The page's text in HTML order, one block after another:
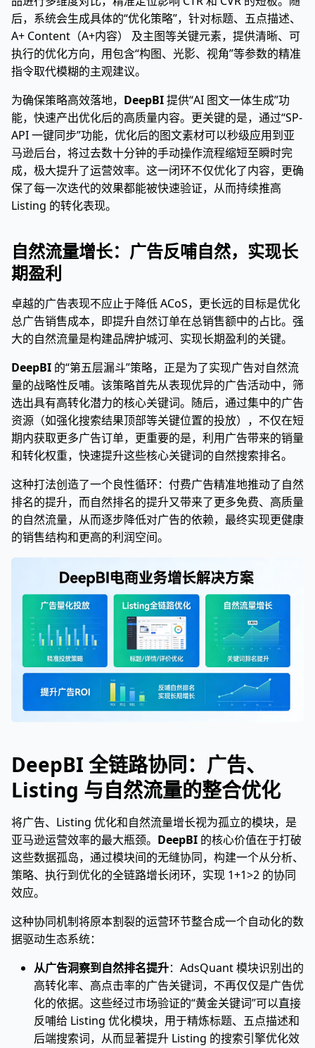
后，系统会生成具体的“优化策略”，针对标题、五点描述、
A+ Content（A+内容） 及主图等关键元素，提供清晰、可
执行的优化方向，用包含“构图、光影、视角”等参数的精准
指令取代模糊的主观建议。
为确保策略高效落地， DeepBI提供“AI 图文一体生成”功
能，快速产出优化后的高质量内容。更关键的是，通过“SP-
API 一键同步”功能，优化后的图文素材可以秒级应用到亚
马逊后台，将过去数十分钟的手动操作流程缩短至瞬时完
成，极大提升了运营效率。这一闭环不仅优化了内容，更确
保了每一次迭代的效果都能被快速验证，从而持续推高
Listing 的转化表现。
自然流量增长：广告反哺自然，实现长
期盈利
卓越的广告表现不应止于降低 ACoS，更长远的目标是优化
总广告销售成本，即提升自然订单在总销售额中的占比。强
大的自然流量是构建品牌护城河、实现长期盈利的关键。
DeepBI 的“第五层漏斗”策略，正是为了实现广告对自然流
量的战略性反哺。该策略首先从表现优异的广告活动中，筛
选出具有高转化潜力的核心关键词。随后，通过集中的广告
资源（如强化搜索结果顶部等关键位置的投放），不仅在短
期内获取更多广告订单，更重要的是，利用广告带来的销量
和转化权重，快速提升这些核心关键词的自然搜索排名。
这种打法创造了一个良性循环：付费广告精准地推动了自然
排名的提升，而自然排名的提升又带来了更多免费、高质量
的自然流量，从而逐步降低对广告的依赖，最终实现更健康
的销售结构和更高的利润空间。
DeepBI 全链路协同：广告、
Listing 与自然流量的整合优化
将广告、Listing 优化和自然流量增长视为孤立的模块，是
亚马逊运营效率的最大瓶颈。 DeepBI 的核心价值在于打破
这些数据孤岛，通过模块间的无缝协同，构建一个从分析、
策略、执行到优化的全链路增长闭环，实现 1+1>2 的协同
效应。
这种协同机制将原本割裂的运营环节整合成一个自动化的数
据驱动生态系统：
从广告洞察到自然排名提升：AdsQuant 模块识别出的
高转化率、高点击率的广告关键词，不再仅仅是广告优
化的依据。这些经过市场验证的“黄金关键词”可以直接
反哺给 Listing 优化模块，用于精炼标题、五点描述和
后端搜索词，从而显著提升 Listing 的搜索引擎优化效